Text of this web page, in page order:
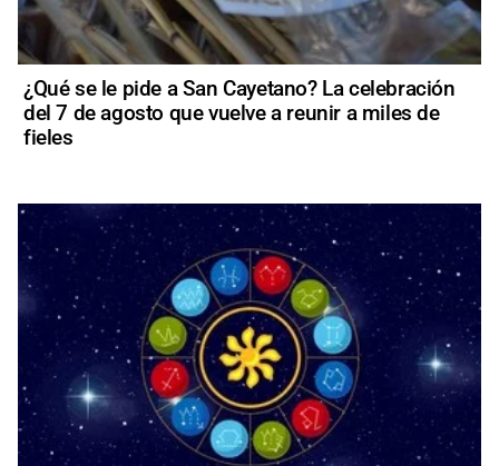
¿Qué se le pide a San Cayetano? La celebración
del 7 de agosto que vuelve a reunir a miles de
fieles